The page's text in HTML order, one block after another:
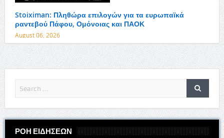
Stoiximan: Πληθώρα επιλογών για τα ευρωπαϊκά
ραντεβού Πάφου, Ομόνοιας και ΠΑΟΚ
August 06, 2026
ΡΟΗ ΕΙΔΗΣΕΩΝ